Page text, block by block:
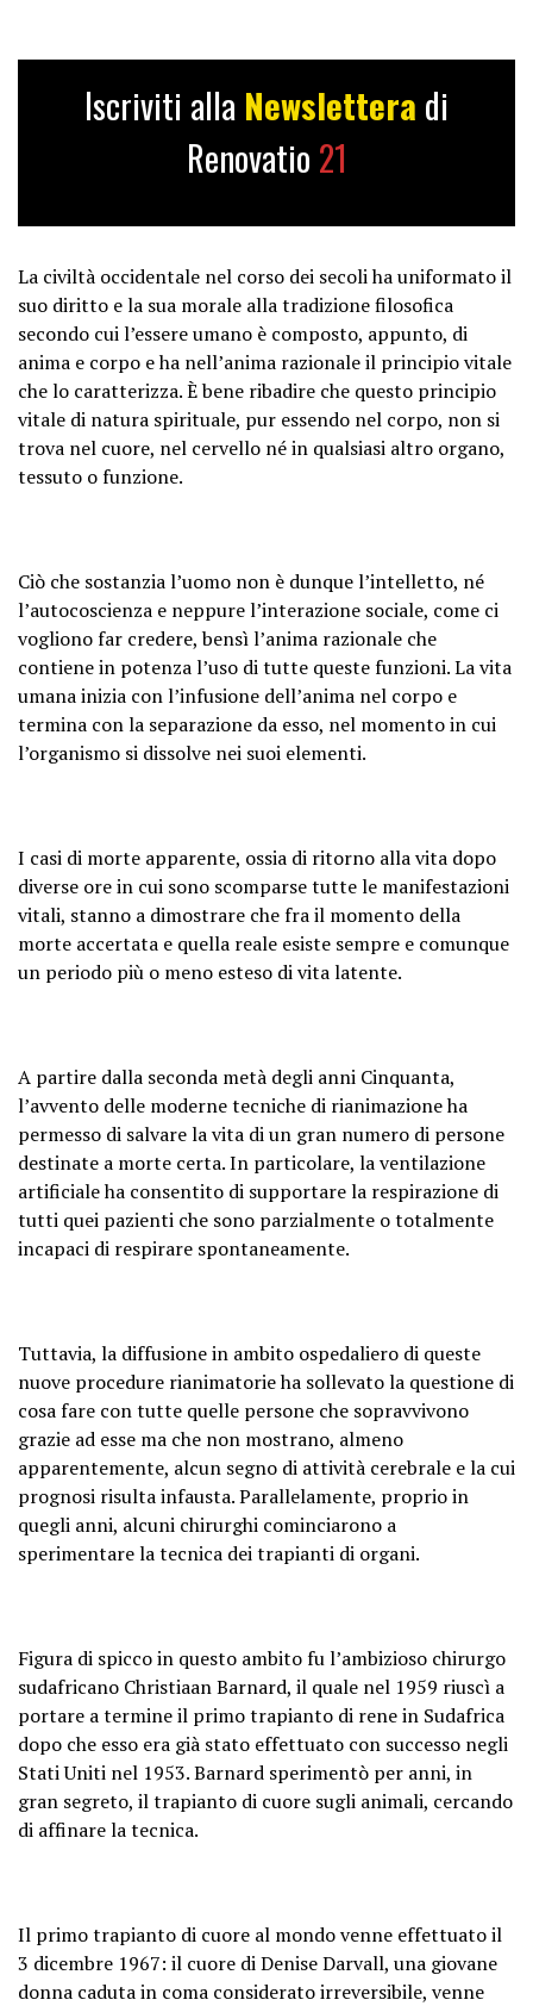
Iscriviti alla Newslettera di
Renovatio 21
La civiltà occidentale nel corso dei secoli ha uniformato il
suo diritto e la sua morale alla tradizione filosofica
secondo cui l’essere umano è composto, appunto, di
anima e corpo e ha nell’anima razionale il principio vitale
che lo caratterizza. È bene ribadire che questo principio
vitale di natura spirituale, pur essendo nel corpo, non si
trova nel cuore, nel cervello né in qualsiasi altro organo,
tessuto o funzione.
Ciò che sostanzia l’uomo non è dunque l’intelletto, né
l’autocoscienza e neppure l’interazione sociale, come ci
vogliono far credere, bensì l’anima razionale che
contiene in potenza l’uso di tutte queste funzioni. La vita
umana inizia con l’infusione dell’anima nel corpo e
termina con la separazione da esso, nel momento in cui
l’organismo si dissolve nei suoi elementi.
I casi di morte apparente, ossia di ritorno alla vita dopo
diverse ore in cui sono scomparse tutte le manifestazioni
vitali, stanno a dimostrare che fra il momento della
morte accertata e quella reale esiste sempre e comunque
un periodo più o meno esteso di vita latente.
A partire dalla seconda metà degli anni Cinquanta,
l’avvento delle moderne tecniche di rianimazione ha
permesso di salvare la vita di un gran numero di persone
destinate a morte certa. In particolare, la ventilazione
artificiale ha consentito di supportare la respirazione di
tutti quei pazienti che sono parzialmente o totalmente
incapaci di respirare spontaneamente.
Tuttavia, la diffusione in ambito ospedaliero di queste
nuove procedure rianimatorie ha sollevato la questione di
cosa fare con tutte quelle persone che sopravvivono
grazie ad esse ma che non mostrano, almeno
apparentemente, alcun segno di attività cerebrale e la cui
prognosi risulta infausta. Parallelamente, proprio in
quegli anni, alcuni chirurghi cominciarono a
sperimentare la tecnica dei trapianti di organi.
Figura di spicco in questo ambito fu l’ambizioso chirurgo
sudafricano Christiaan Barnard, il quale nel 1959 riuscì a
portare a termine il primo trapianto di rene in Sudafrica
dopo che esso era già stato effettuato con successo negli
Stati Uniti nel 1953. Barnard sperimentò per anni, in
gran segreto, il trapianto di cuore sugli animali, cercando
di affinare la tecnica.
Il primo trapianto di cuore al mondo venne effettuato il
3 dicembre 1967: il cuore di Denise Darvall, una giovane
donna caduta in coma considerato irreversibile, venne